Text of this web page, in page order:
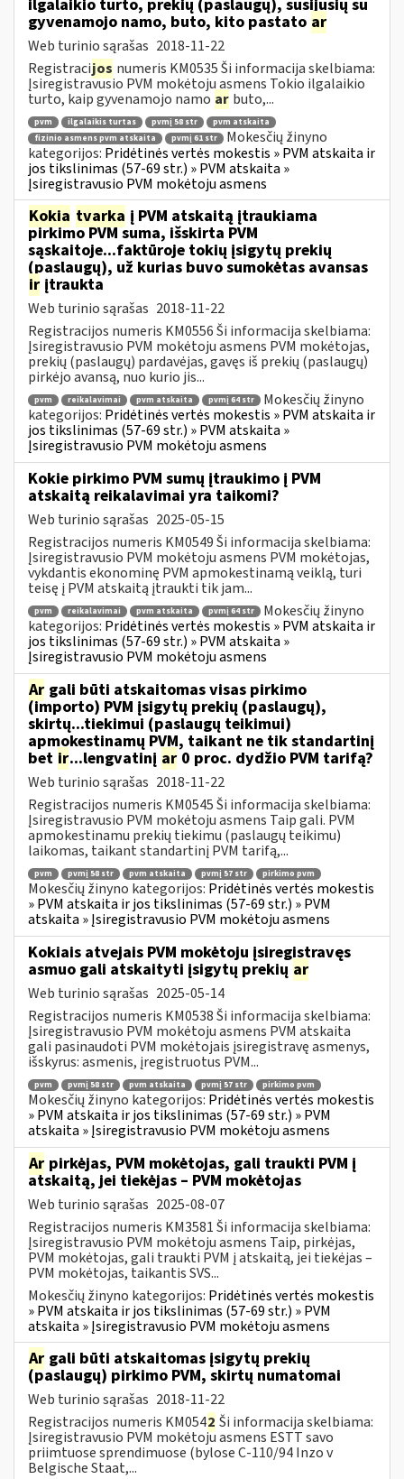
ilgalaikio turto, prekių (paslaugų), susijusių su
gyvenamojo namo, buto, kito pastato ar
Web turinio sąrašas 2018-11-22
Registracijos numeris KM0535 Ši informacija skelbiama:
Įsiregistravusio PVM mokėtoju asmens Tokio ilgalaikio
turto, kaip gyvenamojo namo ar buto,...
pvm ilgalaikis turtas pvmį 58 str
pvm atskaita
fizinio asmens pvm atskaita
pvmį 61 str
Mokesčių žinyno
kategorijos: Pridėtinės vertės mokestis » PVM atskaita ir
jos tikslinimas (57-69 str.) » PVM atskaita »
Įsiregistravusio PVM mokėtoju asmens
Kokia tvarka į PVM atskaitą įtraukiama
pirkimo PVM suma, išskirta PVM
sąskaitoje...faktūroje tokių įsigytų prekių
(paslaugų), už kurias buvo sumokėtas avansas
ir įtraukta
Web turinio sąrašas 2018-11-22
Registracijos numeris KM0556 Ši informacija skelbiama:
Įsiregistravusio PVM mokėtoju asmens PVM mokėtojas,
prekių (paslaugų) pardavėjas, gavęs iš prekių (paslaugų)
pirkėjo avansą, nuo kurio jis...
pvm reikalavimai pvm atskaita pvmį 64 str
Mokesčių žinyno
kategorijos: Pridėtinės vertės mokestis » PVM atskaita ir
jos tikslinimas (57-69 str.) » PVM atskaita »
Įsiregistravusio PVM mokėtoju asmens
Kokie pirkimo PVM sumų įtraukimo į PVM
atskaitą reikalavimai yra taikomi?
Web turinio sąrašas 2025-05-15
Registracijos numeris KM0549 Ši informacija skelbiama:
Įsiregistravusio PVM mokėtoju asmens PVM mokėtojas,
vykdantis ekonominę PVM apmokestinamą veiklą, turi
teisę į PVM atskaitą įtraukti tik jam...
pvm reikalavimai pvm atskaita pvmį 64 str
Mokesčių žinyno
kategorijos: Pridėtinės vertės mokestis » PVM atskaita ir
jos tikslinimas (57-69 str.) » PVM atskaita »
Įsiregistravusio PVM mokėtoju asmens
Ar gali būti atskaitomas visas pirkimo
(importo) PVM įsigytų prekių (paslaugų),
skirtų...tiekimui (paslaugų teikimui)
apmokestinamų PVM, taikant ne tik standartinį
bet ir...lengvatinį ar 0 proc. dydžio PVM tarifą?
Web turinio sąrašas 2018-11-22
Registracijos numeris KM0545 Ši informacija skelbiama:
Įsiregistravusio PVM mokėtoju asmens Taip gali. PVM
apmokestinamu prekių tiekimu (paslaugų teikimu)
laikomas, taikant standartinį PVM tarifą,...
pvm pvmį 58 str pvm atskaita pvmį 57 str pirkimo pvm
Mokesčių žinyno kategorijos: Pridėtinės vertės mokestis
» PVM atskaita ir jos tikslinimas (57-69 str.) » PVM
atskaita » Įsiregistravusio PVM mokėtoju asmens
Kokiais atvejais PVM mokėtoju įsiregistravęs
asmuo gali atskaityti įsigytų prekių ar
Web turinio sąrašas 2025-05-14
Registracijos numeris KM0538 Ši informacija skelbiama:
Įsiregistravusio PVM mokėtoju asmens PVM atskaita
gali pasinaudoti PVM mokėtojais įsiregistravę asmenys,
išskyrus: asmenis, įregistruotus PVM...
pvm pvmį 58 str pvm atskaita pvmį 57 str pirkimo pvm
Mokesčių žinyno kategorijos: Pridėtinės vertės mokestis
» PVM atskaita ir jos tikslinimas (57-69 str.) » PVM
atskaita » Įsiregistravusio PVM mokėtoju asmens
Ar pirkėjas, PVM mokėtojas, gali traukti PVM į
atskaitą, jei tiekėjas – PVM mokėtojas
Web turinio sąrašas 2025-08-07
Registracijos numeris KM3581 Ši informacija skelbiama:
Įsiregistravusio PVM mokėtoju asmens Taip, pirkėjas,
PVM mokėtojas, gali traukti PVM į atskaitą, jei tiekėjas –
PVM mokėtojas, taikantis SVS...
Mokesčių žinyno kategorijos: Pridėtinės vertės mokestis
» PVM atskaita ir jos tikslinimas (57-69 str.) » PVM
atskaita » Įsiregistravusio PVM mokėtoju asmens
Ar gali būti atskaitomas įsigytų prekių
(paslaugų) pirkimo PVM, skirtų numatomai
Web turinio sąrašas 2018-11-22
Registracijos numeris KM0542 Ši informacija skelbiama:
Įsiregistravusio PVM mokėtoju asmens ESTT savo
priimtuose sprendimuose (bylose C-110/94 Inzo v
Belgische Staat,...